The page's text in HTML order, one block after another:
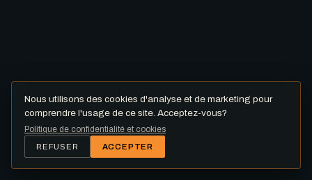
Nous utilisons des cookies d'analyse et de marketing pour
comprendre l'usage de ce site. Acceptez-vous?
Politique de confidentialité et cookies
REFUSER ACCEPTER